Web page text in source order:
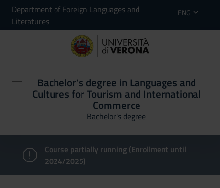
Department of Foreign Languages and
Literatures
ENG
Bachelor's degree in Languages and
Cultures for Tourism and International
Commerce
Bachelor's degree
Course partially running (Enrollment until
2024/2025)